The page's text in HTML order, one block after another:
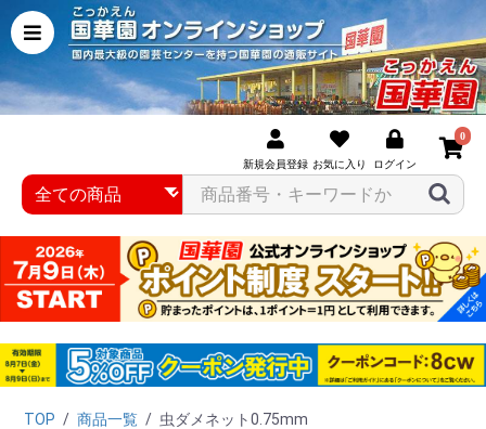
新規会員登録 お気に入り ログイン
0
TOP / 商品一覧 / 虫ダメネット0.75mm